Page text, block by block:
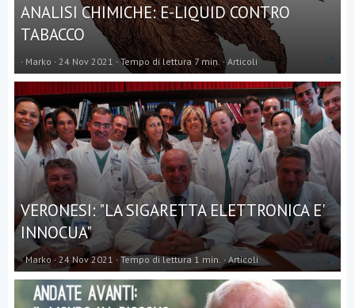
ANALISI CHIMICHE: E-LIQUID CONTRO
TABACCO
Marko 24 Nov 2021 Tempo di lettura 7 min. Articoli
VERONESI: "LA SIGARETTA ELETTRONICA E'
INNOCUA"
Marko 24 Nov 2021 Tempo di lettura 1 min. Articoli